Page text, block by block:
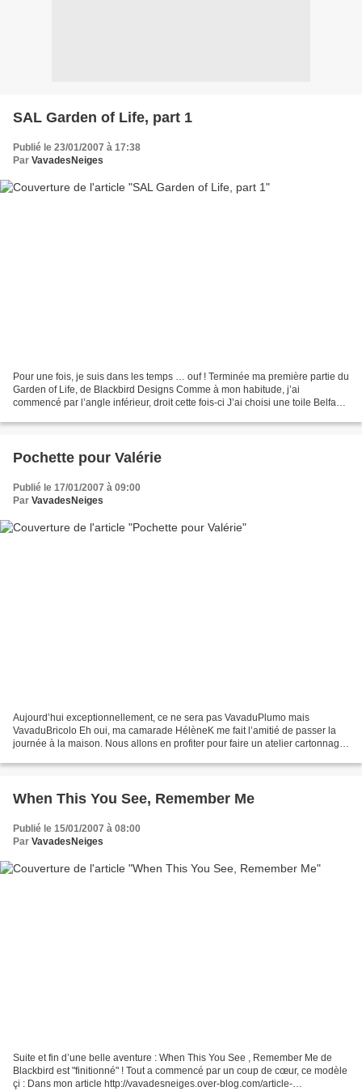
SAL Garden of Life, part 1
Publié le 23/01/2007 à 17:38
Par VavadesNeiges
Pour une fois, je suis dans les temps … ouf ! Terminée ma première partie du
Garden of Life, de Blackbird Designs Comme à mon habitude, j’ai
commencé par l’angle inférieur, droit cette fois-ci J’ai choisi une toile Belfast
Pochette pour Valérie
Publié le 17/01/2007 à 09:00
Par VavadesNeiges
Aujourd’hui exceptionnellement, ce ne sera pas VavaduPlumo mais
VavaduBricolo Eh oui, ma camarade HélèneK me fait l’amitié de passer la
journée à la maison. Nous allons en profiter pour faire un atelier cartonnage.
When This You See, Remember Me
Publié le 15/01/2007 à 08:00
Par VavadesNeiges
Suite et fin d’une belle aventure : When This You See , Remember Me de
Blackbird est "finitionné" ! Tout a commencé par un coup de cœur, ce modèle
çi : Dans mon article http://vavadesneiges.over-blog.com/article-